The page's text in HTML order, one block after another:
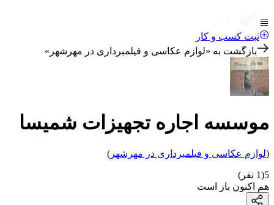
ثبت کسب و کار
بازگشت به «لوازم عکاسی و فیلمبرداری در مهرشهر »
موسسه اجاره تجهیزات شمیسا
(لوازم عکاسی و فیلمبرداری در مهرشهر )
5
(
1 نفر)
هم اکنون باز است